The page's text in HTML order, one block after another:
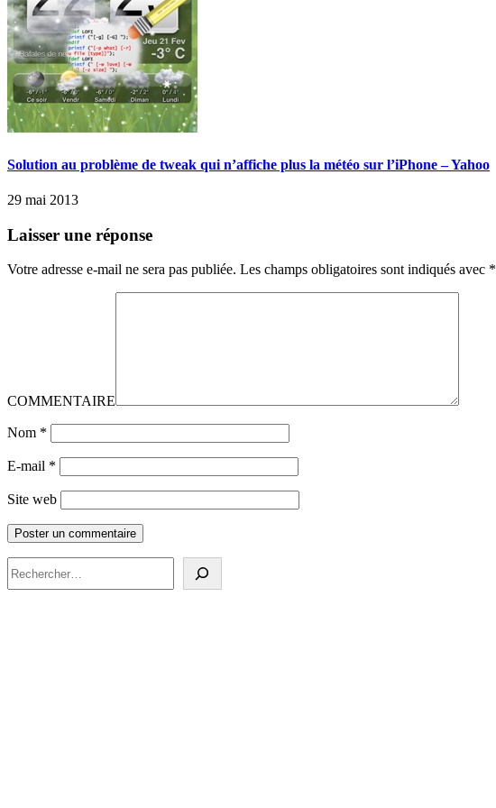
Solution au problème de tweak qui n’affiche plus la météo sur l’iPhone – Yahoo
29 mai 2013
Laisser une réponse
Votre adresse e-mail ne sera pas publiée. Les champs obligatoires sont indiqués avec *
COMMENTAIRE
Nom *
E-mail *
Site web